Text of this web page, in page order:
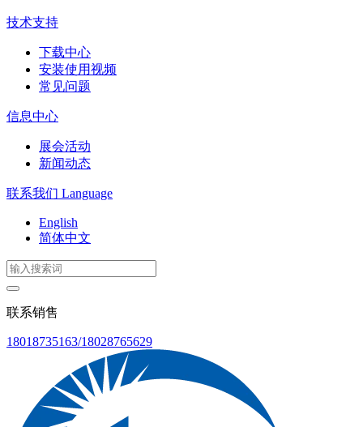
技术支持
下载中心
安装使用视频
常见问题
信息中心
展会活动
新闻动态
联系我们 Language
English
简体中文
联系销售
18018735163/18028765629